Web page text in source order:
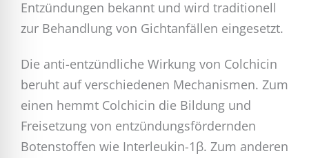
Entzündungen bekannt und wird traditionell
zur Behandlung von Gichtanfällen eingesetzt.
Die anti-entzündliche Wirkung von Colchicin
beruht auf verschiedenen Mechanismen. Zum
einen hemmt Colchicin die Bildung und
Freisetzung von entzündungsfördernden
Botenstoffen wie Interleukin-1β. Zum anderen